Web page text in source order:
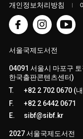
개인정보처리방침
서울국제도서전
04091 서울시 마포구
한국출판콘텐츠센터)
T.
+82 2 702 0670 (
F.
+82 2 6442 0671
E.
sibf@sibf.kr
2027 서울국제도서전